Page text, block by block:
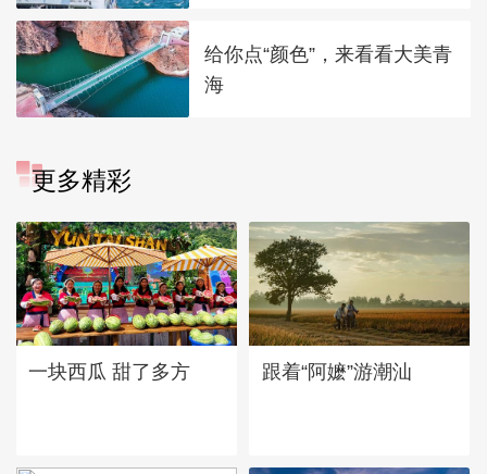
给你点“颜色”，来看看大美青
海
更多精彩
一块西瓜 甜了多方 跟着“阿嬷”游潮汕